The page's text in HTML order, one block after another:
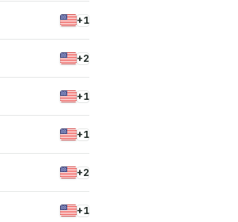
+1
+2
+1
+1
+2
+1